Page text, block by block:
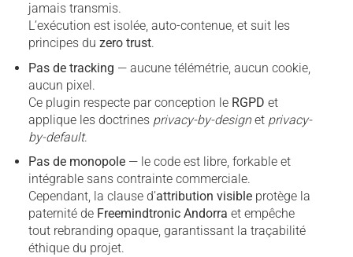
jamais transmis.
L’exécution est isolée, auto-contenue, et suit les
principes du zero trust.
Pas de tracking — aucune télémétrie, aucun cookie,
aucun pixel.
Ce plugin respecte par conception le RGPD et
applique les doctrines privacy-by-designet privacy-
by-default.
Pas de monopole— le code est libre, forkable et
intégrable sans contrainte commerciale.
Cependant, la clause d’attribution visibleprotège la
paternité de Freemindtronic Andorra et empêche
tout rebranding opaque, garantissant la traçabilité
éthique du projet.